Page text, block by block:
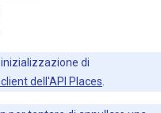
di
dell'API Places